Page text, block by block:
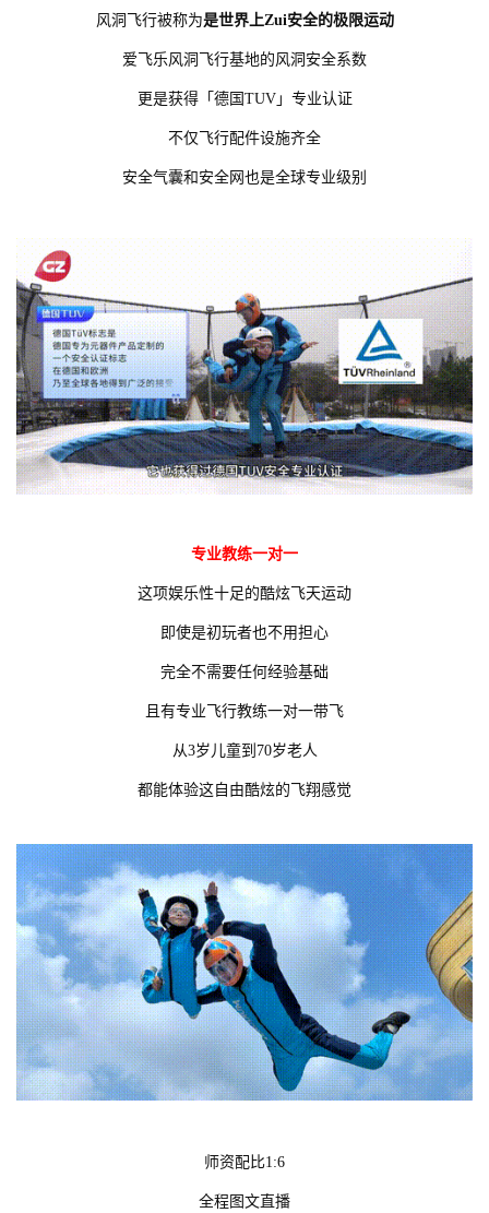
风洞飞行被称为是世界上Zui安全的极限运动
爱飞乐风洞飞行基地的风洞安全系数
更是获得「德国TUV」专业认证
不仅飞行配件设施齐全
安全气囊和安全网也是全球专业级别
专业教练一对一
这项娱乐性十足的酷炫飞天运动
即使是初玩者也不用担心
完全不需要任何经验基础
且有专业飞行教练一对一带飞
从3岁儿童到70岁老人
都能体验这自由酷炫的飞翔感觉
师资配比1:6
全程图文直播